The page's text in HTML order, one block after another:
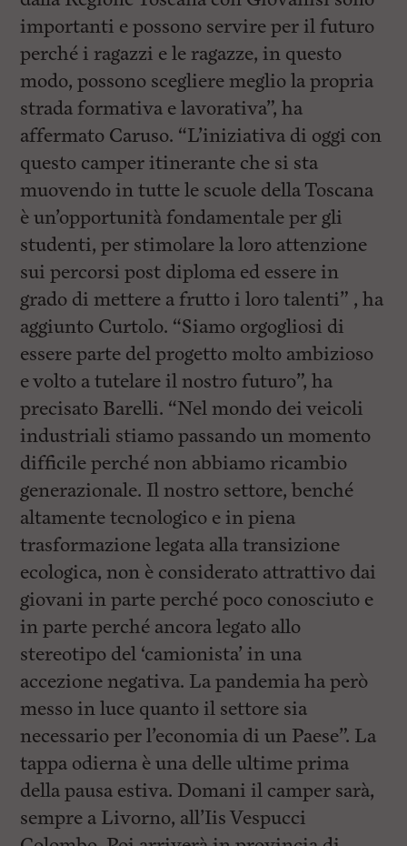
importanti e possono servire per il futuro
perché i ragazzi e le ragazze, in questo
modo, possono scegliere meglio la propria
strada formativa e lavorativa”, ha
affermato Caruso. “L’iniziativa di oggi con
questo camper itinerante che si sta
muovendo in tutte le scuole della Toscana
è un’opportunità fondamentale per gli
studenti, per stimolare la loro attenzione
sui percorsi post diploma ed essere in
grado di mettere a frutto i loro talenti” , ha
aggiunto Curtolo. “Siamo orgogliosi di
essere parte del progetto molto ambizioso
e volto a tutelare il nostro futuro”, ha
precisato Barelli. “Nel mondo dei veicoli
industriali stiamo passando un momento
difficile perché non abbiamo ricambio
generazionale. Il nostro settore, benché
altamente tecnologico e in piena
trasformazione legata alla transizione
ecologica, non è considerato attrattivo dai
giovani in parte perché poco conosciuto e
in parte perché ancora legato allo
stereotipo del ‘camionista’ in una
accezione negativa. La pandemia ha però
messo in luce quanto il settore sia
necessario per l’economia di un Paese”. La
tappa odierna è una delle ultime prima
della pausa estiva. Domani il camper sarà,
sempre a Livorno, all’Iis Vespucci